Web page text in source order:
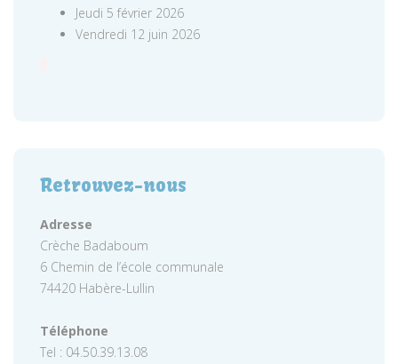
Jeudi 5 février 2026
Vendredi 12 juin 2026
Retrouvez-nous
Adresse
Crèche Badaboum
6 Chemin de l’école communale
74420 Habère-Lullin
Téléphone
Tel : 04.50.39.13.08